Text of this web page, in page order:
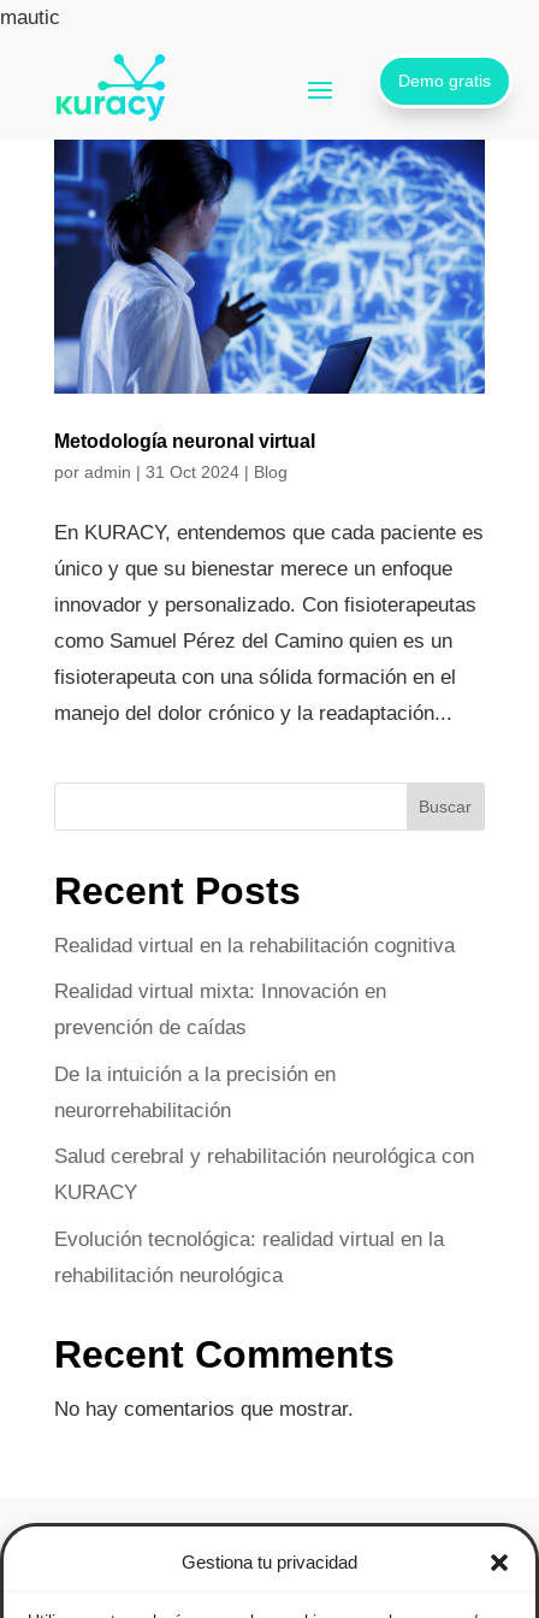
Gestiona tu privacidad
mautic
Demo gratis
Metodología neuronal virtual
por admin | 31 Oct 2024| Blog
En KURACY, entendemos que cada paciente es
único y que su bienestar merece un enfoque
innovador y personalizado. Con fisioterapeutas
como Samuel Pérez del Camino quien es un
fisioterapeuta con una sólida formación en el
manejo del dolor crónico y la readaptación...
Buscar
Recent Posts
Realidad virtual en la rehabilitación cognitiva
Realidad virtual mixta: Innovación en
prevención de caídas
De la intuición a la precisión en
neurorrehabilitación
Salud cerebral y rehabilitación neurológica con
KURACY
Evolución tecnológica: realidad virtual en la
rehabilitación neurológica
Recent Comments
No hay comentarios que mostrar.